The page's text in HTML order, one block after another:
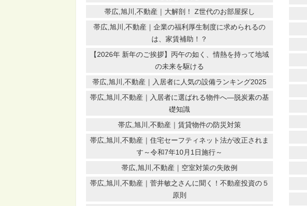
帯広,旭川,不動産｜大解剖！ Z世代のお部屋探し
帯広,旭川,不動産｜企業の福利厚生制度に求められるの
は、家賃補助！？
【2026年 新年のご挨拶】丙午の如く、情熱を持って地域
の未来を駆ける
帯広,旭川,不動産｜入居者に人気の設備ランキング2025
帯広,旭川,不動産｜入居者に選ばれる物件へ―脱炭素の基
礎知識
帯広,旭川,不動産｜賃貸物件の防災対策
帯広,旭川,不動産｜住宅セーフティネット法が改正されま
す～令和7年10月1日施行～
帯広,旭川,不動産｜空室対策の失敗例
帯広,旭川,不動産｜菅井敏之さんに聞く！不動産投資の５
原則